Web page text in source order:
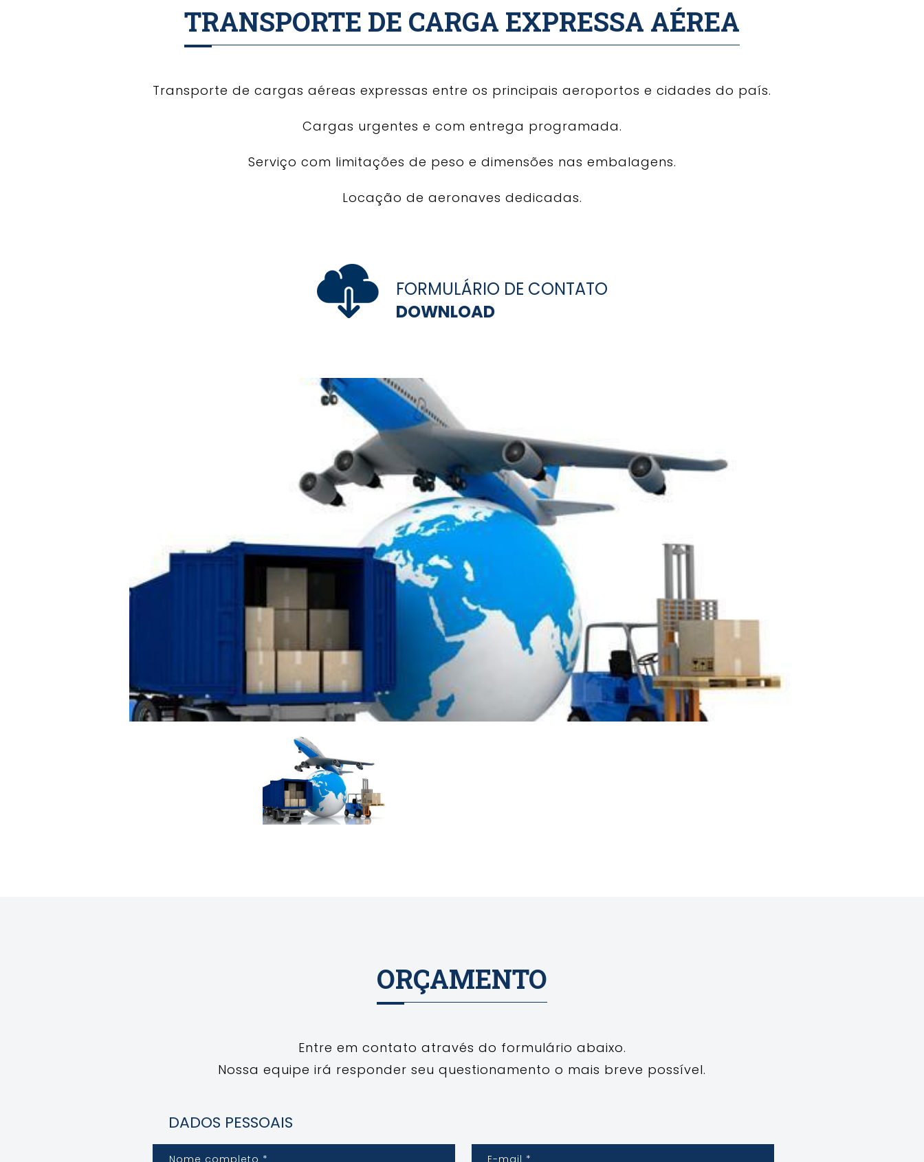
TRANSPORTE DE CARGA EXPRESSA AÉREA
Transporte de cargas aéreas expressas entre os principais aeroportos e cidades do país.
Cargas urgentes e com entrega programada.
Serviço com limitações de peso e dimensões nas embalagens.
Locação de aeronaves dedicadas.
FORMULÁRIO DE CONTATO
DOWNLOAD
ORÇAMENTO
Entre em contato através do formulário abaixo.
Nossa equipe irá responder seu questionamento o mais breve possível.
DADOS PESSOAIS